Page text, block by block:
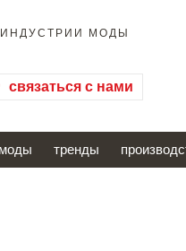
МОДЫ
связаться с нами
тренды